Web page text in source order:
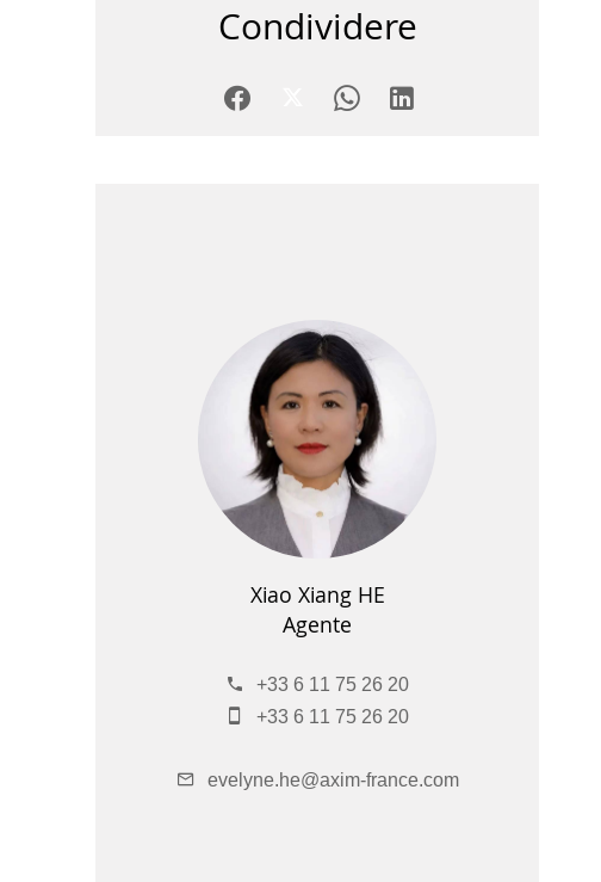
Condividere
Xiao Xiang HE
Agente
+33 6 11 75 26 20
+33 6 11 75 26 20
evelyne.he@axim-france.com